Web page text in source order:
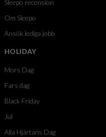
Sleepo recension
Om Sleepo
Ansök lediga jobb
HOLIDAY
Mors Dag
Fars dag
Black Friday
Jul
Alla Hjärtans Dag